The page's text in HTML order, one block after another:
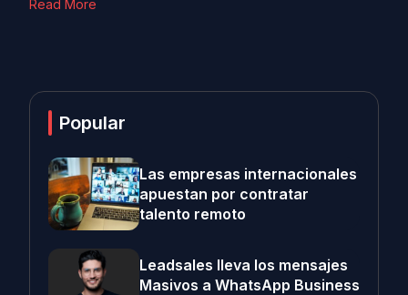
Read More
Popular
Las empresas internacionales
apuestan por contratar
talento remoto
Leadsales lleva los mensajes
Masivos a WhatsApp Business